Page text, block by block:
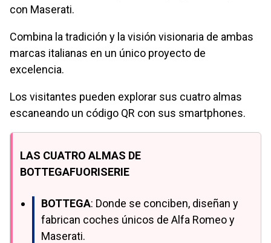
con Maserati.
Combina la tradición y la visión visionaria de ambas
marcas italianas en un único proyecto de
excelencia.
Los visitantes pueden explorar sus cuatro almas
escaneando un código QR con sus smartphones.
LAS CUATRO ALMAS DE
BOTTEGAFUORISERIE
BOTTEGA: Donde se conciben, diseñan y
fabrican coches únicos de Alfa Romeo y
Maserati.